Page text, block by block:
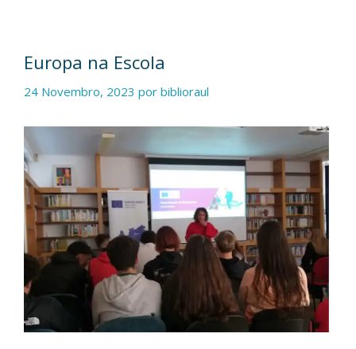
Europa na Escola
24 Novembro, 2023 por biblioraul